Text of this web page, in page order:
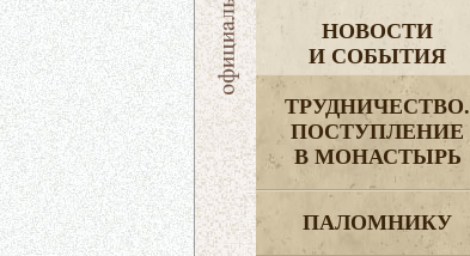
НОВОСТИ
И СОБЫТИЯ
ТРУДНИЧЕСТВО.
ПОСТУПЛЕНИЕ
В МОНАСТЫРЬ
ПАЛОМНИКУ